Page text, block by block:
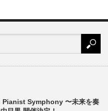
Pianist Symphony 〜未来を奏